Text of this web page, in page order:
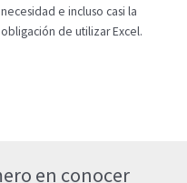
necesidad e incluso casi la
obligación de utilizar Excel.
en conocer